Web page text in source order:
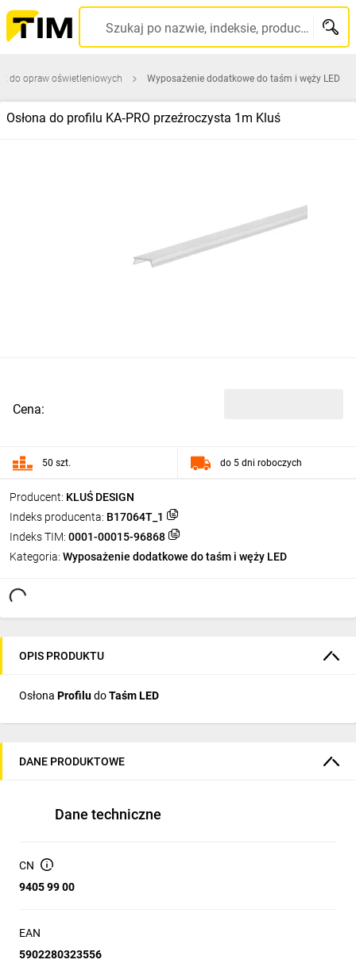
Szukaj po nazwie, indeksie, producencie, kodzie kreskowym...
do opraw oświetleniowych Wyposażenie dodatkowe do taśm i węży LED
Osłona do profilu KA‑PRO przeźroczysta 1m Kluś
Producent: KLUŚ DESIGN
Indeks producenta: B17064T_1
Indeks TIM: 0001-00015-96868
Kategoria: Wyposażenie dodatkowe do taśm i węży LED
Cena:
50 szt. do 5 dni roboczych
OPIS PRODUKTU
Osłona ProfiludoTaśm LED
DANE PRODUKTOWE
Dane techniczne
CN
9405 99 00
EAN
5902280323556